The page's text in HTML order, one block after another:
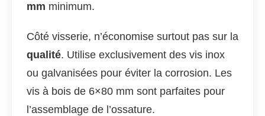
mm minimum.
Côté visserie, n’économise surtout pas sur la
qualité. Utilise exclusivement des vis inox
ou galvanisées pour éviter la corrosion. Les
vis à bois de 6×80 mm sont parfaites pour
l’assemblage de l’ossature.